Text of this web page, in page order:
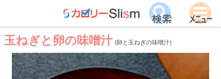
玉ねぎと卵の味噌汁 (卵と玉ねぎの味噌汁)